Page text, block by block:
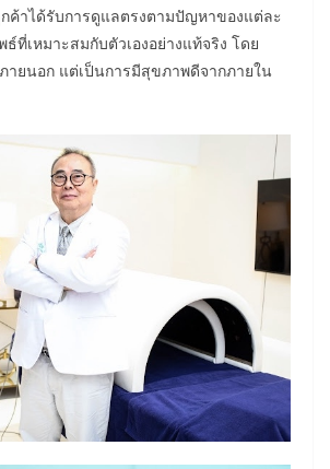
ค้าได้รับการดูแลตรงตามปัญหาของแต่ละ
ที่เหมาะสมกับตัวเองอย่างแท้จริง โดย
ายนอก แต่เป็นการมีสุขภาพดีจากภายใน